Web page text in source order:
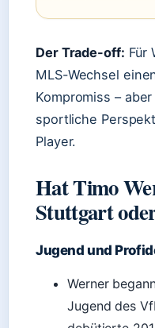
Der Trade-off: Für
MLS-Wechsel
Kompromiss –
sportliche
Player.
Hat Timo
Stuttgart
Jugend und
Werner
Jugend des